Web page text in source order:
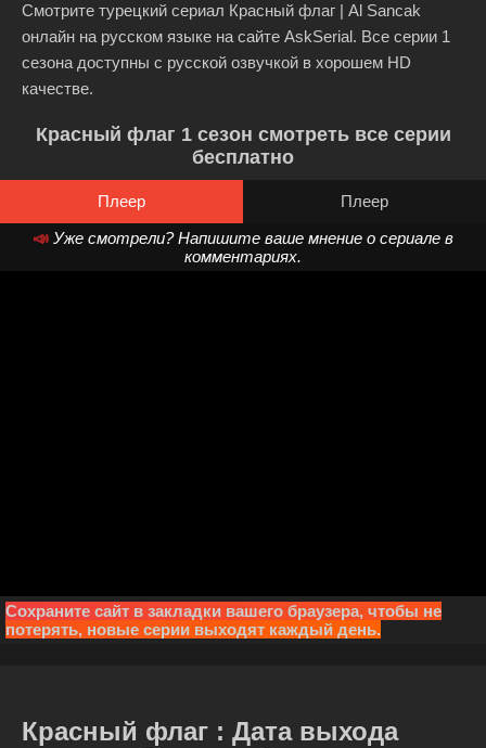
Смотрите турецкий сериал Красный флаг | Al Sancak
онлайн на русском языке на сайте AskSerial. Все серии 1
сезона доступны с русской озвучкой в хорошем HD
качестве.
Красный флаг 1 сезон смотреть все серии
бесплатно
Плеер
Плеер
📣 Уже смотрели? Напишите ваше мнение о сериале в
комментариях.
Сохраните сайт в закладки вашего браузера, чтобы не
потерять, новые серии выходят каждый день.
Красный флаг : Дата выхода